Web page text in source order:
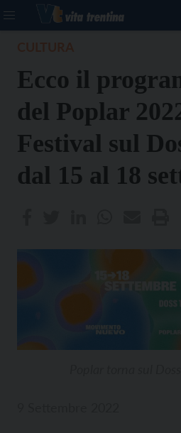
Ecco il
del Poplar
Festival sul
dal 15 al 18